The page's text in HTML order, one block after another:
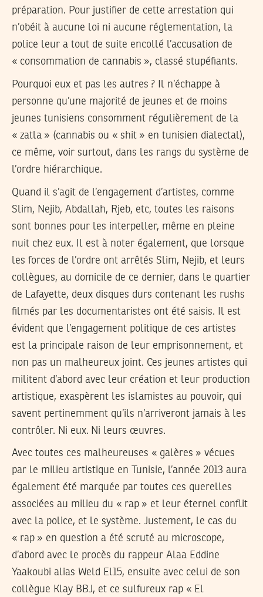
préparation. Pour justifier de cette arrestation qui
n’obéit à aucune loi ni aucune réglementation, la
police leur a tout de suite encollé l’accusation de
« consommation de cannabis », classé stupéfiants.
Pourquoi eux et pas les autres ? Il n’échappe à
personne qu’une majorité de jeunes et de moins
jeunes tunisiens consomment régulièrement de la
« zatla » (cannabis ou « shit » en tunisien dialectal),
ce même, voir surtout, dans les rangs du système de
l’ordre hiérarchique.
Quand il s’agit de l’engagement d’artistes, comme
Slim, Nejib, Abdallah, Rjeb, etc, toutes les raisons
sont bonnes pour les interpeller, même en pleine
nuit chez eux. Il est à noter également, que lorsque
les forces de l’ordre ont arrêtés Slim, Nejib, et leurs
collègues, au domicile de ce dernier, dans le quartier
de Lafayette, deux disques durs contenant les rushs
filmés par les documentaristes ont été saisis. Il est
évident que l’engagement politique de ces artistes
est la principale raison de leur emprisonnement, et
non pas un malheureux joint. Ces jeunes artistes qui
militent d’abord avec leur création et leur production
artistique, exaspèrent les islamistes au pouvoir, qui
savent pertinemment qu’ils n’arriveront jamais à les
contrôler. Ni eux. Ni leurs œuvres.
Avec toutes ces malheureuses « galères » vécues
par le milieu artistique en Tunisie, l’année 2013 aura
également été marquée par toutes ces querelles
associées au milieu du « rap » et leur éternel conflit
avec la police, et le système. Justement, le cas du
« rap » en question a été scruté au microscope,
d’abord avec le procès du rappeur Alaa Eddine
Yaakoubi alias Weld El15, ensuite avec celui de son
collègue Klay BBJ, et ce sulfureux rap « El